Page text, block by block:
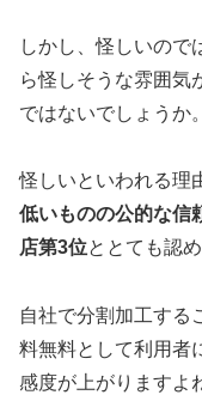
しかし、怪しいので
ら怪しそうな雰囲気
ではないでしょうか。
怪しいといわれる理
低いものの公的な信
店第3位ととても認
自社で分割加工する
料無料として利用者
感度が上がりますよ